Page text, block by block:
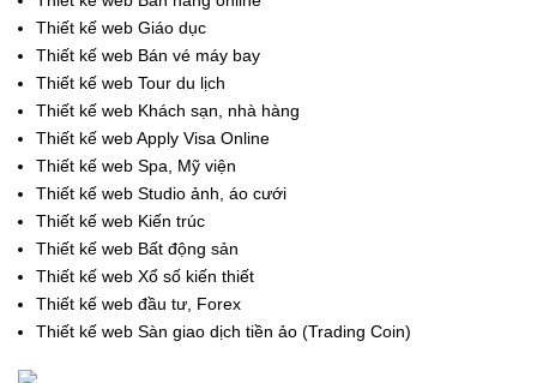
Thiết kế web Giáo dục
Thiết kế web Bán vé máy bay
Thiết kế web Tour du lịch
Thiết kế web Khách sạn, nhà hàng
Thiết kế web Apply Visa Online
Thiết kế web Spa, Mỹ viện
Thiết kế web Studio ảnh, áo cưới
Thiết kế web Kiến trúc
Thiết kế web Bất động sản
Thiết kế web Xổ số kiến thiết
Thiết kế web đầu tư, Forex
Thiết kế web Sàn giao dịch tiền ảo (Trading Coin)